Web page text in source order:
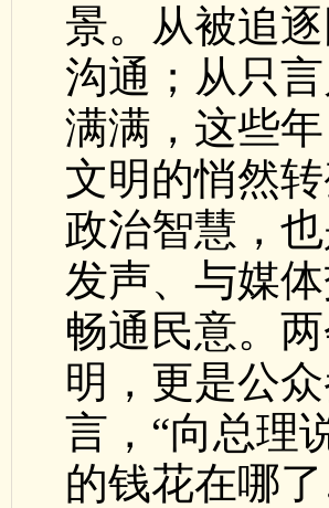
景。从被追
沟通；从只
满满，这些
文明的悄然
政治智慧，
发声、与媒
畅通民意。
明，更是公
言，“向总理
的钱花在哪